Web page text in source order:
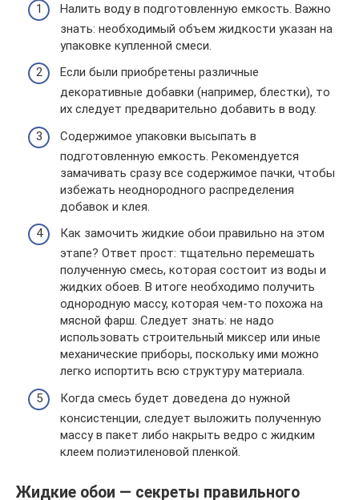
Налить воду в подготовленную емкость. Важно
знать: необходимый объем жидкости указан на
упаковке купленной смеси.
Если были приобретены различные
декоративные добавки (например, блестки), то
их следует предварительно добавить в воду.
Содержимое упаковки высыпать в
подготовленную емкость. Рекомендуется
замачивать сразу все содержимое пачки, чтобы
избежать неоднородного распределения
добавок и клея.
Как замочить жидкие обои правильно на этом
этапе? Ответ прост: тщательно перемешать
полученную смесь, которая состоит из воды и
жидких обоев. В итоге необходимо получить
однородную массу, которая чем-то похожа на
мясной фарш. Следует знать: не надо
использовать строительный миксер или иные
механические приборы, поскольку ими можно
легко испортить всю структуру материала.
Когда смесь будет доведена до нужной
консистенции, следует выложить полученную
массу в пакет либо накрыть ведро с жидким
клеем полиэтиленовой пленкой.
Жидкие обои — секреты правильного